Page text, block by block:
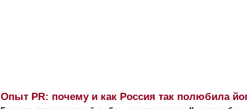
Опыт PR: почему и как Россия так полюбила